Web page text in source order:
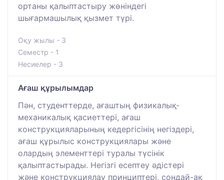
ортаны қалыптастыру жөніндегі
шығармашылық қызмет түрі.
Оқу жылы - 3
Семестр - 1
Несиелер - 3
Ағаш құрылымдар
Пән, студенттерде, ағаштың физикалық-
механикалық қасиеттері, ағаш
конструкцияларының кедергісінің негіздері,
ағаш құрылыс конструкциялары және
олардың элементтері туралы түсінік
қалыптастырады. Негізгі есептеу әдістері
және конструкциялау принциптері, сондай-ақ